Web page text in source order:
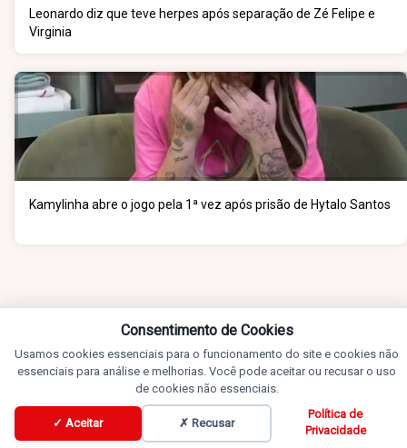
Leonardo diz que teve herpes após separação de Zé Felipe e
Virginia
Kamylinha abre o jogo pela 1ª vez após prisão de Hytalo Santos
Notícias
Consentimento de Cookies
Usamos cookies essenciais para o funcionamento do site e cookies não
essenciais para análise e melhorias. Você pode aceitar ou recusar o uso
de cookies não essenciais.
✓ Aceitar ✗ Recusar
Política de
Privacidade